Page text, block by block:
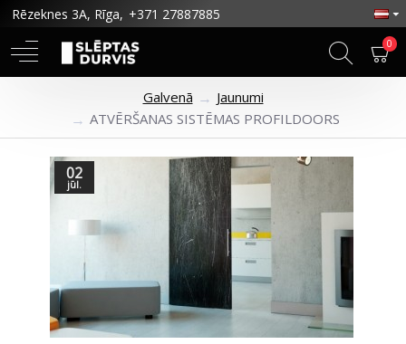
Rēzeknes 3A, Rīga, +371 27887885
0
Galvenā
Jaunumi
ATVĒRŠANAS SISTĒMAS PROFILDOORS
02
jūl.